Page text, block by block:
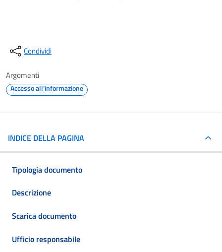
Condividi
Argomenti
Accesso all'informazione
INDICE DELLA PAGINA
Tipologia documento
Descrizione
Scarica documento
Ufficio responsabile